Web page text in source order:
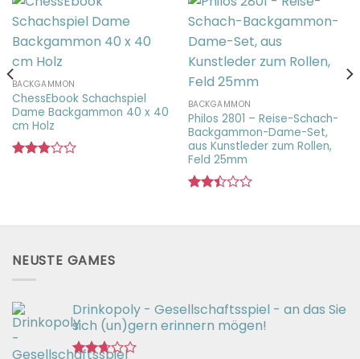
BACKGAMMON
ChessEbook Schachspiel
Dame Backgammon 40 x 40
cm Holz
BACKGAMMON
Philos 2801 – Reise-Schach-
Backgammon-Dame-Set,
aus Kunstleder zum Rollen,
Feld 25mm
2.41
NEUSTE GAMES
Drinkopoly - Gesellschaftsspiel - an das Sie
sich (un)gern erinnern mögen!